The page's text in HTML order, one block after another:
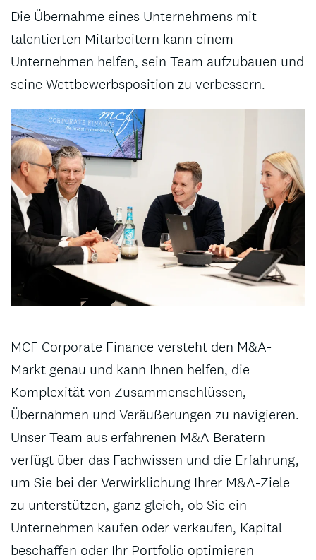
Die Übernahme eines Unternehmens mit
talentierten Mitarbeitern kann einem
Unternehmen helfen, sein Team aufzubauen und
seine Wettbewerbsposition zu verbessern.
MCF Corporate Finance versteht den M&A-
Markt genau und kann Ihnen helfen, die
Komplexität von Zusammenschlüssen,
Übernahmen und Veräußerungen zu navigieren.
Unser Team aus erfahrenen M&A Beratern
verfügt über das Fachwissen und die Erfahrung,
um Sie bei der Verwirklichung Ihrer M&A-Ziele
zu unterstützen, ganz gleich, ob Sie ein
Unternehmen kaufen oder verkaufen, Kapital
beschaffen oder Ihr Portfolio optimieren